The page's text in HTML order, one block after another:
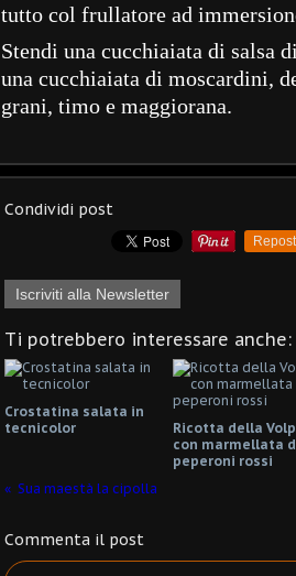
tutto col frullatore ad
Stendi una cucchiaiata di salsa
una cucchiaiata di moscardini,
grani, timo e maggiorana.
Condividi post
Repost
Iscriviti alla Newsletter
Ti potrebbero interessare anche:
Crostatina salata in
tecnicolor
Ricotta della
con marmellata
peperoni rossi
Sua maestà la cipolla
Commenta il post